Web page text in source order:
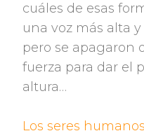
cuáles de esas
una voz más alta
pero se apagaron
fuerza para dar el
altura…
Los seres